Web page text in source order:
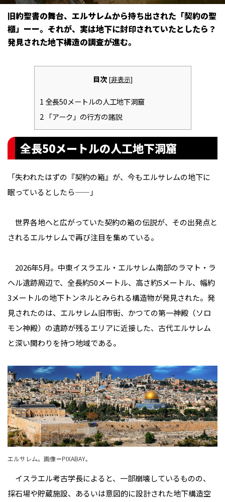
旧約聖書の舞台、エルサレムから持ち出された「契約の聖
櫃」ーー。それが、実は地下に封印されていたとしたら？
発見された地下構造の調査が進む。
目次 [非表示]
1 全長50メートルの人工地下洞窟
2「アーク」の行方の諸説
全長50メートルの人工地下洞窟
「失われたはずの『契約の箱』が、今もエルサレムの地下に
眠っているとしたら——」
世界各地へと広がっていた契約の箱の伝説が、その出発点と
されるエルサレムで再び注目を集めている。
2026年5月。中東イスラエル・エルサレム南部のラマト・ラ
ヘル遺跡周辺で、全長約50メートル、高さ約5メートル、幅約
3メートルの地下トンネルとみられる構造物が発見された。発
見されたのは、エルサレム旧市街、かつての第一神殿（ソロ
モン神殿）の遺跡が残るエリアに近接した、古代エルサレム
と深い関わりを持つ地域である。
エルサレム。 画像＝PIXABAY。
イスラエル考古学長によると、一部崩壊しているものの、
採石場や貯蔵施設、あるいは意図的に設計された地下構造空